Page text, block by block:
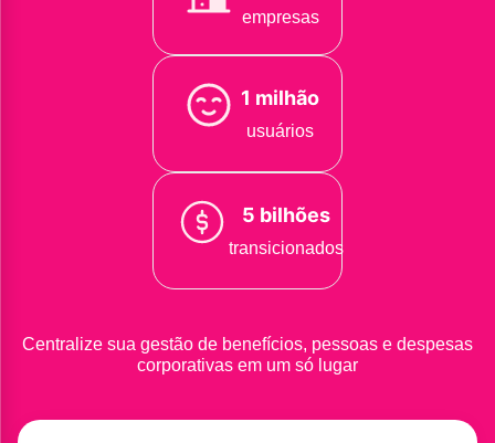
empresas
1 milhão
usuários
5 bilhões
transicionados
Centralize sua gestão de benefícios, pessoas e despesas
corporativas em um só lugar